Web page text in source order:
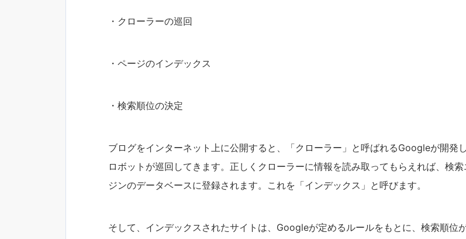
・クローラーの巡回
・ページのインデックス
・検索順位の決定
ブログをインターネット上に公開すると、「クローラー」と呼ばれるGoogleが開発
ロボットが巡回してきます。正しくクローラーに情報を読み取ってもらえれば、検索
ジンのデータベースに登録されます。これを「インデックス」と呼びます。
そして、インデックスされたサイトは、Googleが定めるルールをもとに、検索順位